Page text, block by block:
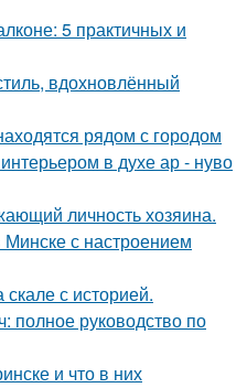
5 практичных и
вдохновлённый
рядом с городом
в духе ар - нуво
личность хозяина.
с настроением
с историей.
полное руководство по
и что в них